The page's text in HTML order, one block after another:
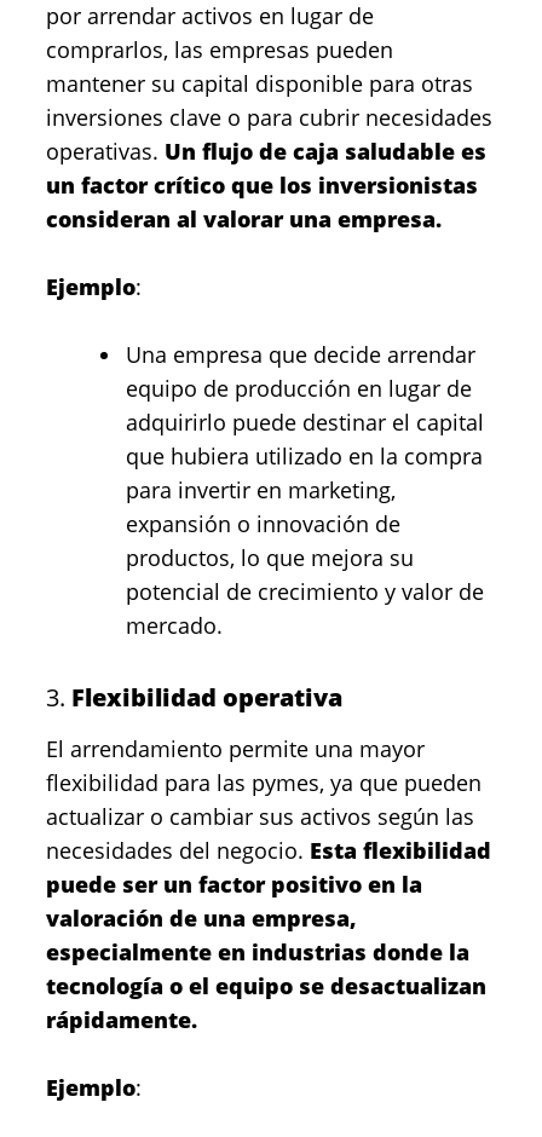
por arrendar activos en lugar de
comprarlos, las empresas pueden
mantener su capital disponible para otras
inversiones clave o para cubrir necesidades
operativas. Un flujo de caja saludable es
un factor crítico que los inversionistas
consideran al valorar una empresa.
Ejemplo:
Una empresa que decide arrendar
equipo de producción en lugar de
adquirirlo puede destinar el capital
que hubiera utilizado en la compra
para invertir en marketing,
expansión o innovación de
productos, lo que mejora su
potencial de crecimiento y valor de
mercado.
3. Flexibilidad operativa
El arrendamiento permite una mayor
flexibilidad para las pymes, ya que pueden
actualizar o cambiar sus activos según las
necesidades del negocio. Esta flexibilidad
puede ser un factor positivo en la
valoración de una empresa,
especialmente en industrias donde la
tecnología o el equipo se desactualizan
rápidamente.
Ejemplo: